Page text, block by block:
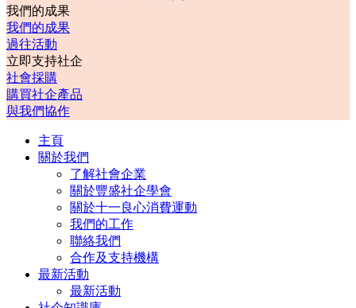
我們的成果
我們的成果
過往活動
立即支持社企
社會採購
購買社企產品
與我們協作
主頁
關於我們
了解社會企業
關於豐盛社企學會
關於十一良心消費運動
我們的工作
聯絡我們
合作及支持機構
最新活動
最新活動